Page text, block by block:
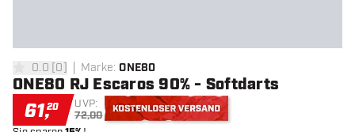
0 Bewertungssterne
0.0 [0] Marke: ONE80
ONE80 RJ Escaros 90% - Softdarts
61,20 UVP:
72,00